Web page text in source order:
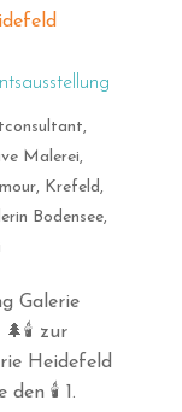
,
Malerei,
, Krefeld,
Bodensee,
Galerie
🌲🕯️ zur
Heidefeld
den 🕯️ 1.